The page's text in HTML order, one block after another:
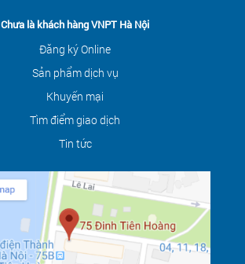
Chưa là khách hàng VNPT Hà Nội
Đăng ký Online
Sản phẩm dịch vụ
Khuyến mại
Tìm điểm giao dịch
Tin tức